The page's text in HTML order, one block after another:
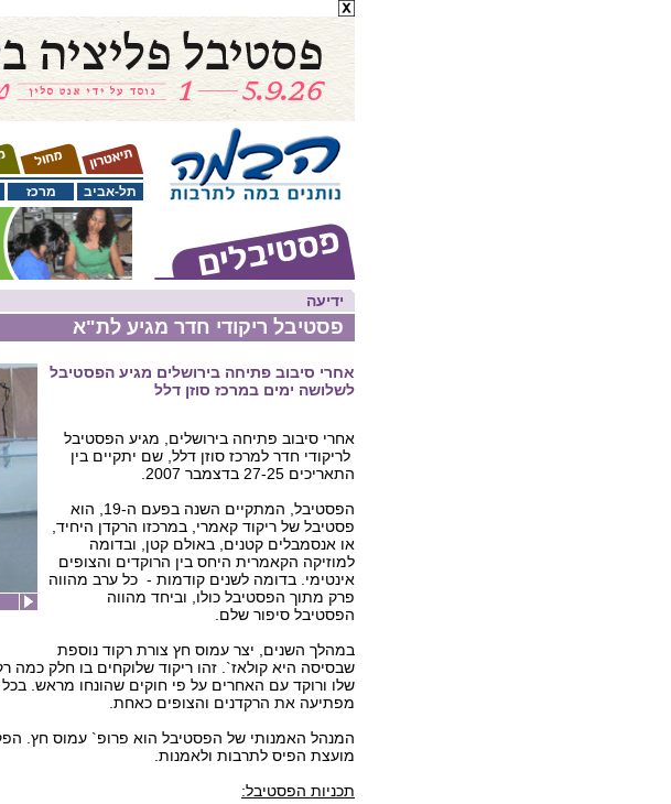
מרכז תל-אביב
ידיעה
פסטיבל ריקודי חדר מגיע לת"א
אחרי סיבוב פתיחה בירושלים מגיע הפסטיבל
לשלושה ימים במרכז סוזן דלל
אחרי סיבוב פתיחה בירושלים, מגיע הפסטיבל
לריקודי חדר למרכז סוזן דלל, שם יתקיים בין
התאריכים 27-25 בדצמבר 2007.
הפסטיבל, המתקיים השנה בפעם ה-19, הוא
פסטיבל של ריקוד קאמרי, במרכזו הרקדן היחיד,
או אנסמבלים קטנים, באולם קטן, ובדומה
למוזיקה הקאמרית היחס בין הרוקדים והצופים
אינטימי. בדומה לשנים קודמות - כל ערב מהווה
פרק מתוך הפסטיבל כולו, וביחד מהווה
הפסטיבל סיפור שלם.
במהלך השנים, יצר עמוס חץ צורת רקוד נוספת
שבסיסה היא קולאז`. זהו ריקוד שלוקחים בו חלק כמה
שלו ורוקד עם האחרים על פי חוקים שהונחו מראש.
מפתיעה את הרקדנים והצופים כאחת.
המנהל האמנותי של הפסטיבל הוא פרופ` עמוס חץ.
מועצת הפיס לתרבות ולאמנות.
תכניות הפסטיבל: